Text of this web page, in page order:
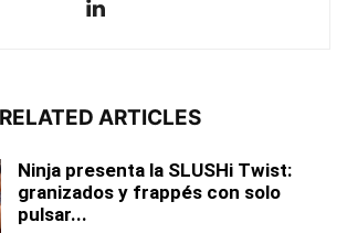
RELATED ARTICLES
Ninja presenta la SLUSHi Twist:
granizados y frappés con solo
pulsar...